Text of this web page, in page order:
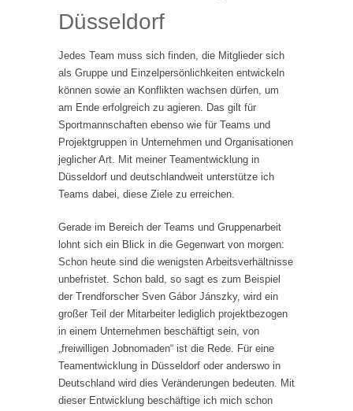
Düsseldorf
Jedes Team muss sich finden, die Mitglieder sich
als Gruppe und Einzelpersönlichkeiten entwickeln
können sowie an Konflikten wachsen dürfen, um
am Ende erfolgreich zu agieren. Das gilt für
Sportmannschaften ebenso wie für Teams und
Projektgruppen in Unternehmen und Organisationen
jeglicher Art. Mit meiner Teamentwicklung in
Düsseldorf und deutschlandweit unterstütze ich
Teams dabei, diese Ziele zu erreichen.
Gerade im Bereich der Teams und Gruppenarbeit
lohnt sich ein Blick in die Gegenwart von morgen:
Schon heute sind die wenigsten Arbeitsverhältnisse
unbefristet. Schon bald, so sagt es zum Beispiel
der Trendforscher Sven Gábor Jánszky, wird ein
großer Teil der Mitarbeiter lediglich projektbezogen
in einem Unternehmen beschäftigt sein, von
„freiwilligen Jobnomaden“ ist die Rede. Für eine
Teamentwicklung in Düsseldorf oder anderswo in
Deutschland wird dies Veränderungen bedeuten. Mit
dieser Entwicklung beschäftige ich mich schon